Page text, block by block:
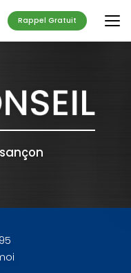
Rappel Gratuit